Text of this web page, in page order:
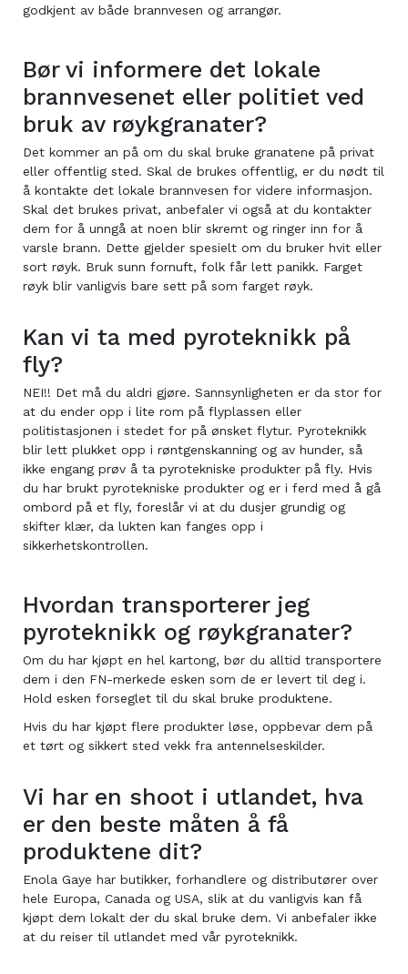
godkjent av både brannvesen og arrangør.
Bør vi informere det lokale
brannvesenet eller politiet ved
bruk av røykgranater?
Det kommer an på om du skal bruke granatene på privat
eller offentlig sted. Skal de brukes offentlig, er du nødt til
å kontakte det lokale brannvesen for videre informasjon.
Skal det brukes privat, anbefaler vi også at du kontakter
dem for å unngå at noen blir skremt og ringer inn for å
varsle brann. Dette gjelder spesielt om du bruker hvit eller
sort røyk. Bruk sunn fornuft, folk får lett panikk. Farget
røyk blir vanligvis bare sett på som farget røyk.
Kan vi ta med pyroteknikk på
fly?
NEI!! Det må du aldri gjøre. Sannsynligheten er da stor for
at du ender opp i lite rom på flyplassen eller
politistasjonen i stedet for på ønsket flytur. Pyroteknikk
blir lett plukket opp i røntgenskanning og av hunder, så
ikke engang prøv å ta pyrotekniske produkter på fly. Hvis
du har brukt pyrotekniske produkter og er i ferd med å gå
ombord på et fly, foreslår vi at du dusjer grundig og
skifter klær, da lukten kan fanges opp i
sikkerhetskontrollen.
Hvordan transporterer jeg
pyroteknikk og røykgranater?
Om du har kjøpt en hel kartong, bør du alltid transportere
dem i den FN-merkede esken som de er levert til deg i.
Hold esken forseglet til du skal bruke produktene.
Hvis du har kjøpt flere produkter løse, oppbevar dem på
et tørt og sikkert sted vekk fra antennelseskilder.
Vi har en shoot i utlandet, hva
er den beste måten å få
produktene dit?
Enola Gaye har butikker, forhandlere og distributører over
hele Europa, Canada og USA, slik at du vanligvis kan få
kjøpt dem lokalt der du skal bruke dem. Vi anbefaler ikke
at du reiser til utlandet med vår pyroteknikk.